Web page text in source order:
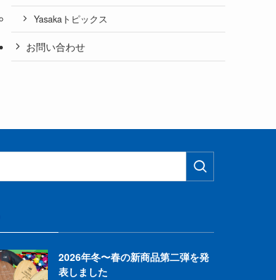
Yasakaトピックス
お問い合わせ
2026年冬〜春の新商品第二弾を発
表しました